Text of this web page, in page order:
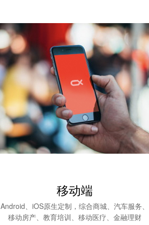
移动端
Android、iOS原生定制，综合商城、汽车服务、
移动房产、教育培训、移动医疗、金融理财